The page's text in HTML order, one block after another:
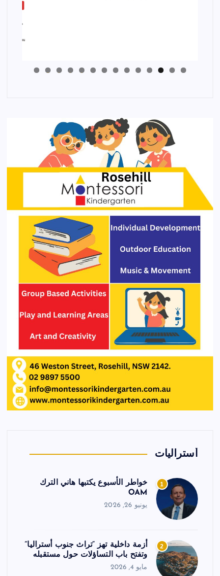
أستراليات
1
خواطر الأسبوع يكتبها هاني الترك
OAM
يونيو 26, 2026
2
أزمة داخلية تهز “تراث جنوب أستراليا”
وتفتح باب التساؤلات حول مستقبله
مايو 4, 2026